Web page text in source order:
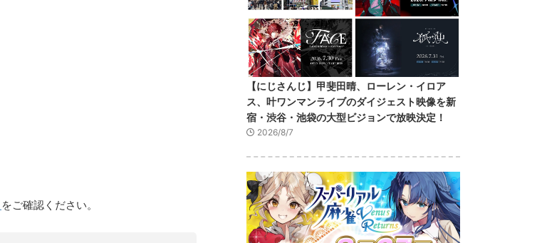
をご確認ください。
【にじさんじ】甲斐田晴、ローレン・イロア
ス、叶ワンマンライブのダイジェスト映像を新
宿・渋谷・池袋の大型ビジョンで放映決定！
2026/8/7